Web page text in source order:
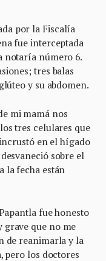
por la Fiscalía
fue interceptada
notaría número 6.
tres balas
y su abdomen.
mi mamá nos
tres celulares que
en el hígado
sobre el
la fecha están
fue honesto
grave que no me
de reanimarla y la
pero los doctores